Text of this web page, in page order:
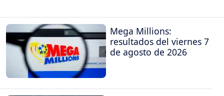
Mega Millions:
resultados del viernes 7
de agosto de 2026